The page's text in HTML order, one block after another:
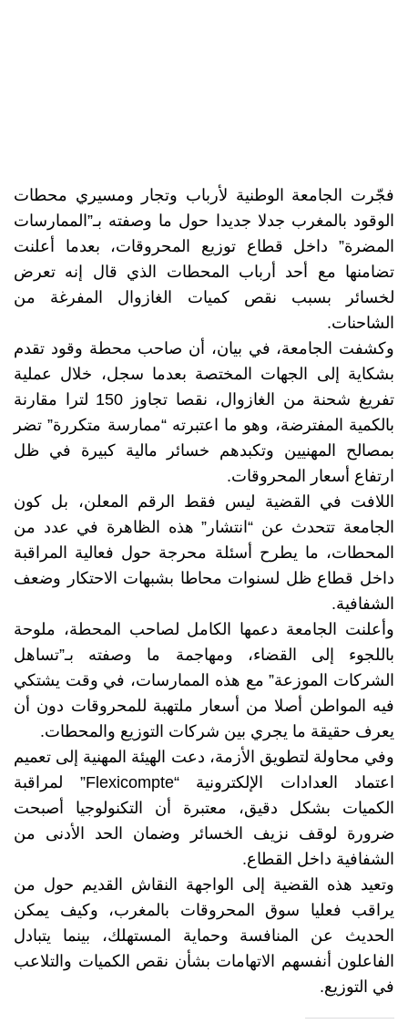
فجّرت الجامعة الوطنية لأرباب وتجار ومسيري محطات
الوقود بالمغرب جدلا جديدا حول ما وصفته بـ”الممارسات
المضرة” داخل قطاع توزيع المحروقات، بعدما أعلنت
تضامنها مع أحد أرباب المحطات الذي قال إنه تعرض
لخسائر بسبب نقص كميات الغازوال المفرغة من
الشاحنات.
وكشفت الجامعة، في بيان، أن صاحب محطة وقود تقدم
بشكاية إلى الجهات المختصة بعدما سجل، خلال عملية
تفريغ شحنة من الغازوال، نقصا تجاوز 150 لترا مقارنة
بالكمية المفترضة، وهو ما اعتبرته “ممارسة متكررة” تضر
بمصالح المهنيين وتكبدهم خسائر مالية كبيرة في ظل
ارتفاع أسعار المحروقات.
اللافت في القضية ليس فقط الرقم المعلن، بل كون
الجامعة تتحدث عن “انتشار” هذه الظاهرة في عدد من
المحطات، ما يطرح أسئلة محرجة حول فعالية المراقبة
داخل قطاع ظل لسنوات محاطا بشبهات الاحتكار وضعف
الشفافية.
وأعلنت الجامعة دعمها الكامل لصاحب المحطة، ملوحة
باللجوء إلى القضاء، ومهاجمة ما وصفته بـ”تساهل
الشركات الموزعة” مع هذه الممارسات، في وقت يشتكي
فيه المواطن أصلا من أسعار ملتهبة للمحروقات دون أن
يعرف حقيقة ما يجري بين شركات التوزيع والمحطات.
وفي محاولة لتطويق الأزمة، دعت الهيئة المهنية إلى تعميم
اعتماد العدادات الإلكترونية “Flexicompte” لمراقبة
الكميات بشكل دقيق، معتبرة أن التكنولوجيا أصبحت
ضرورة لوقف نزيف الخسائر وضمان الحد الأدنى من
الشفافية داخل القطاع.
وتعيد هذه القضية إلى الواجهة النقاش القديم حول من
يراقب فعليا سوق المحروقات بالمغرب، وكيف يمكن
الحديث عن المنافسة وحماية المستهلك، بينما يتبادل
الفاعلون أنفسهم الاتهامات بشأن نقص الكميات والتلاعب
في التوزيع.